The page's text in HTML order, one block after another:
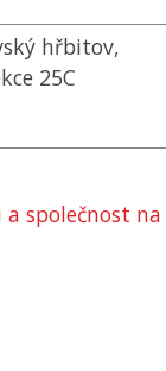
hřbitov,
25C
společnost na